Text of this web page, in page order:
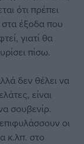
ότι πρέπει
στα έξοδα που
γιατί θα
πίσω.
δεν θέλει να
είναι
σουβενίρ.
οι
κ.λπ. στο